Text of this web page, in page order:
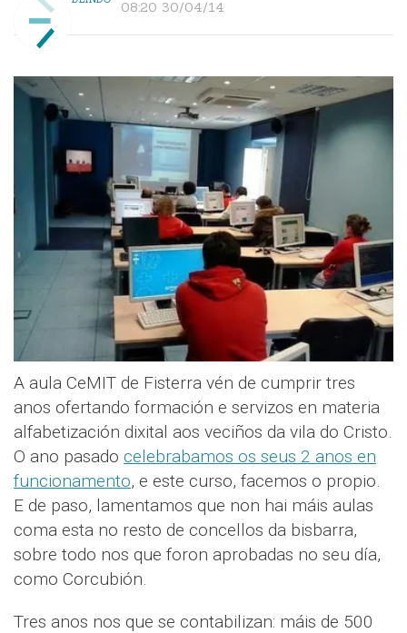
08:20 30/04/14
A aula CeMIT de Fisterra vén de cumprir tres
anos ofertando formación e servizos en materia
alfabetización dixital aos veciños da vila do Cristo.
O ano pasado celebrabamos os seus 2 anos en
funcionamento, e este curso, facemos o propio.
E de paso, lamentamos que non hai máis aulas
coma esta no resto de concellos da bisbarra,
sobre todo nos que foron aprobadas no seu día,
como Corcubión.
Tres anos nos que se contabilizan: máis de 500